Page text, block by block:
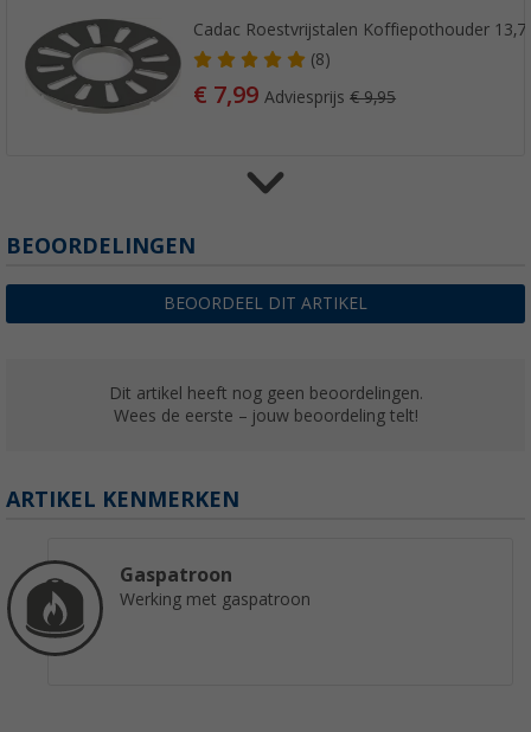
Cadac Roestvrijstalen Koffiepothouder 13,7
(8)
€ 7,99Adviesprijs€ 9,95
Cadac paellapan
vanaf€ 45,99Adviesprijs
BEOORDELINGEN
BEOORDEEL DIT ARTIKEL
Dit artikel heeft nog geen beoordelingen.
Wees de eerste – jouw beoordeling telt!
ARTIKEL KENMERKEN
Gaspatroon
Werking met gaspatroon